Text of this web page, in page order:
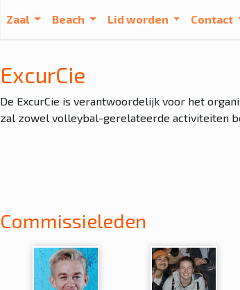
Zaal Beach Lid worden Contact
ExcurCie
De ExcurCie is verantwoordelijk voor het
zal zowel volleybal-gerelateerde activiteiten
Commissieleden